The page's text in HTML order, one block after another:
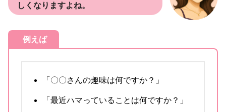
しくなりますよね。
例えば
「〇〇さんの趣味は何ですか？」
「最近ハマっていることは何ですか？」